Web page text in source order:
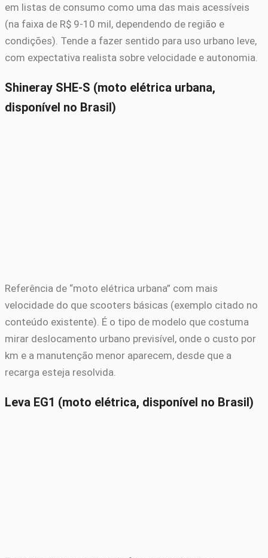
em listas de consumo como uma das mais acessíveis
(na faixa de R$ 9-10 mil, dependendo de região e
condições). Tende a fazer sentido para uso urbano leve,
com expectativa realista sobre velocidade e autonomia.
Shineray SHE-S (moto elétrica urbana,
disponível no Brasil)
Referência de “moto elétrica urbana” com mais
velocidade do que scooters básicas (exemplo citado no
conteúdo existente). É o tipo de modelo que costuma
mirar deslocamento urbano previsível, onde o custo por
km e a manutenção menor aparecem, desde que a
recarga esteja resolvida.
Leva EG1 (moto elétrica, disponível no Brasil)